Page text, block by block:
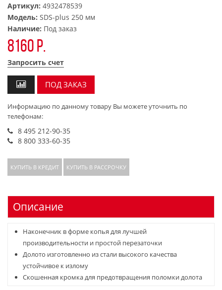
Артикул: 4932478539
Модель: SDS-plus 250 мм
Наличие: Под заказ
8160 р.
Запросить счет
ПОД ЗАКАЗ
Информацию по данному товару Вы можете уточнить по
телефонам:
8 495 212-90-35
8 800 333-60-35
КУПИТЬ В КРЕДИТ КУПИТЬ В РАССРОЧКУ
Описание
Наконечник в форме копья для лучшей
производительности и простой перезаточки
Долото изготовленно из стали высокого качества
устойчивое к излому
Скошенная кромка для предотвращения поломки долота